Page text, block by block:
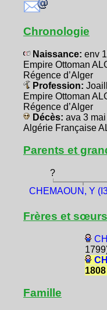
Chronologie
Naissance: env
Empire Ottoman
Régence d’Alger
Profession:
Empire Ottoman
Régence d’Alger
Décès: ava 3
Algérie Française
Parents et
?
CHEMAOUN, Y
Frères et sœurs
Famille